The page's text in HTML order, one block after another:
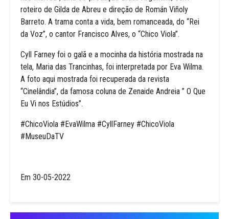
roteiro de Gilda de Abreu e direção de Román Viñoly
Barreto. A trama conta a vida, bem romanceada, do “Rei
da Voz”, o cantor Francisco Alves, o “Chico Viola”.
Cyll Farney foi o galã e a mocinha da história mostrada na
tela, Maria das Trancinhas, foi interpretada por Eva Wilma.
A foto aqui mostrada foi recuperada da revista
“Cinelândia”, da famosa coluna de Zenaide Andreia ” O Que
Eu Vi nos Estúdios”.
#ChicoViola #EvaWilma #CyllFarney #ChicoViola
#MuseuDaTV
Em 30-05-2022